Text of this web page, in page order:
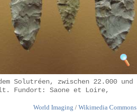
Solutréen, zwischen 22.000 und
Fundort: Saone et Loire,
World Imaging / Wikimedia Commons